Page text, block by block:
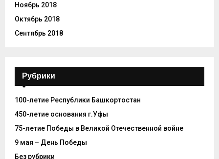
Ноябрь 2018
Октябрь 2018
Сентябрь 2018
Рубрики
100-летие Республики Башкортостан
450-летие основания г.Уфы
75-летие Победы в Великой Отечественной войне
9 мая – День Победы
Без рубрики